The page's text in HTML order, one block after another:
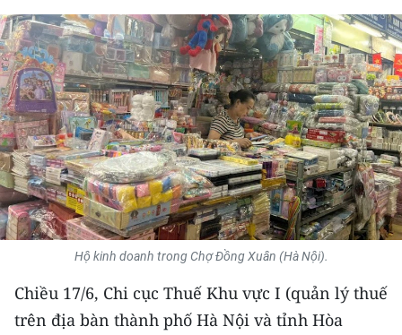
THỂ THAO
GIÁO DỤC
Y TẾ
KHOA HỌC - CÔNG NGHỆ
MÔI TRƯỜNG
BẠN ĐỌC
KIỂM CHỨNG THÔNG TIN
TRI THỨC CHUYÊN SÂU
Hộ kinh doanh trong Chợ Đồng Xuân (Hà Nội).
Chiều 17/6, Chi cục Thuế Khu vực I (quản lý thuế
trên địa bàn thành phố Hà Nội và tỉnh Hòa